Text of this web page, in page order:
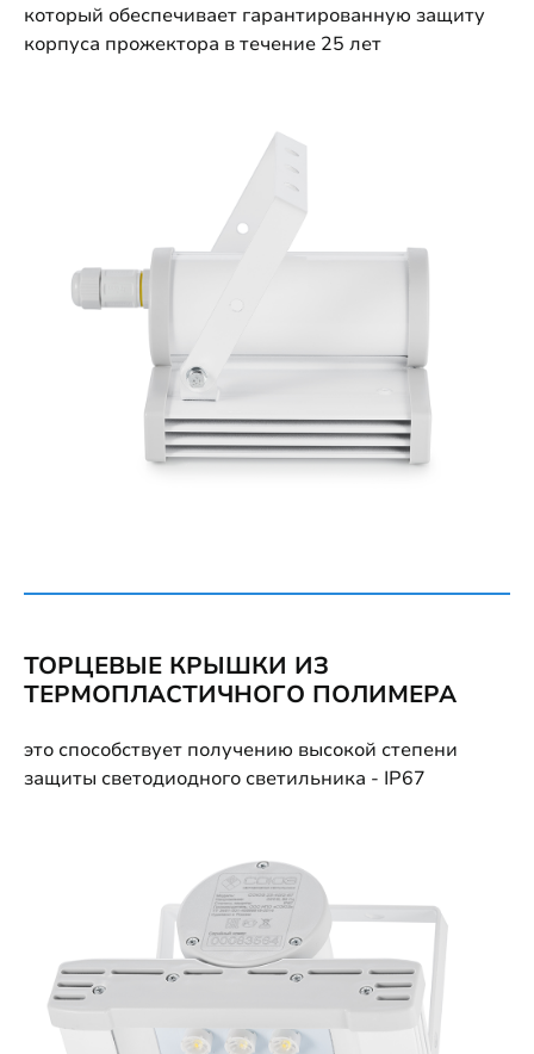
который обеспечивает гарантированную защиту
корпуса прожектора в течение 25 лет
ТОРЦЕВЫЕ КРЫШКИ ИЗ
ТЕРМОПЛАСТИЧНОГО ПОЛИМЕРА
это способствует получению высокой степени
защиты светодиодного светильника - IP67